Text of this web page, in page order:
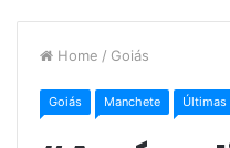
Home / Goiás
Goiás Manchete